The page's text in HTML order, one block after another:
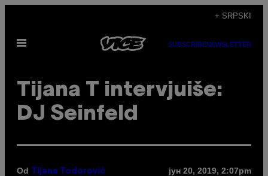
садржај
+ SRPSKI
Otvori
SUBSCRIBENEWSLETTER
Tijana T intervjuiše:
DJ Seinfeld
Od Tijana Todorović јун 20, 2019, 2:07pm